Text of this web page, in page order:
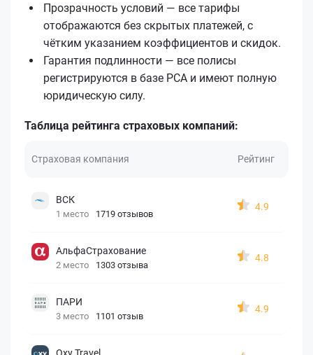
Прозрачность условий — все тарифы
отображаются без скрытых платежей, с
чётким указанием коэффициентов и скидок.
Гарантия подлинности — все полисы
регистрируются в базе РСА и имеют полную
юридическую силу.
Таблица рейтинга страховых компаний:
Страховая компания Рейтинг
ВСК
1 место 1719 отзывов
4.9
АльфаСтрахование
2 место 1303 отзыва
4.8
ПАРИ
3 место 1101 отзыв
4.9
Oxy Travel